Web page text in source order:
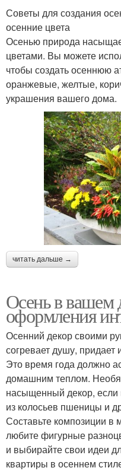
Советы для создания
осенние цвета
Осенью природа
цветами. Вы можете
чтобы создать осеннюю
оранжевые, желтые,
украшения вашего дома.
читать дальше →
Осень в вашем
оформления
Осенний декор своими
согревает душу, придает
Это время года должно
домашним теплом.
насыщенный декор, если
из колосьев пшеницы и
Составьте композиции в
любите фигурные
и выбирайте свои идеи
квартиры в осеннем